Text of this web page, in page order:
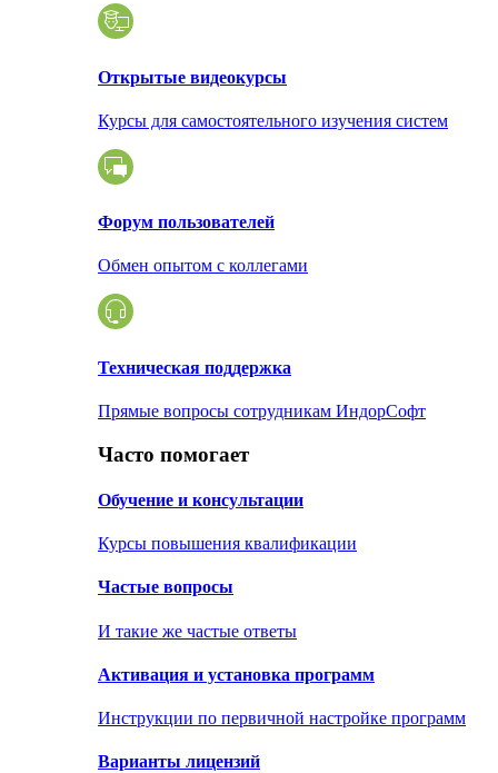
Открытые видеокурсы
Курсы для самостоятельного изучения систем
Форум пользователей
Обмен опытом с коллегами
Техническая поддержка
Прямые вопросы сотрудникам ИндорСофт
Часто помогает
Обучение и консультации
Курсы повышения квалификации
Частые вопросы
И такие же частые ответы
Активация и установка программ
Инструкции по первичной настройке программ
Варианты лицензий